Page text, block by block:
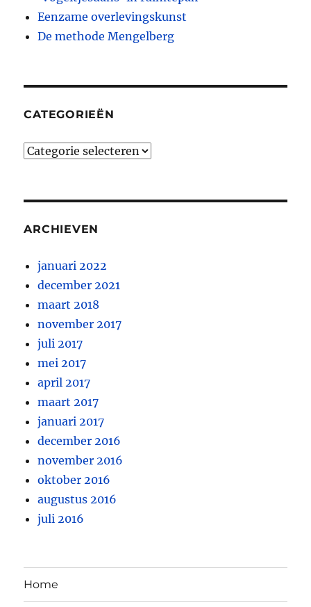
Eenzame overlevingskunst
De methode Mengelberg
CATEGORIEËN
Categorieën
ARCHIEVEN
januari 2022
december 2021
maart 2018
november 2017
juli 2017
mei 2017
april 2017
maart 2017
januari 2017
december 2016
november 2016
oktober 2016
augustus 2016
juli 2016
Home